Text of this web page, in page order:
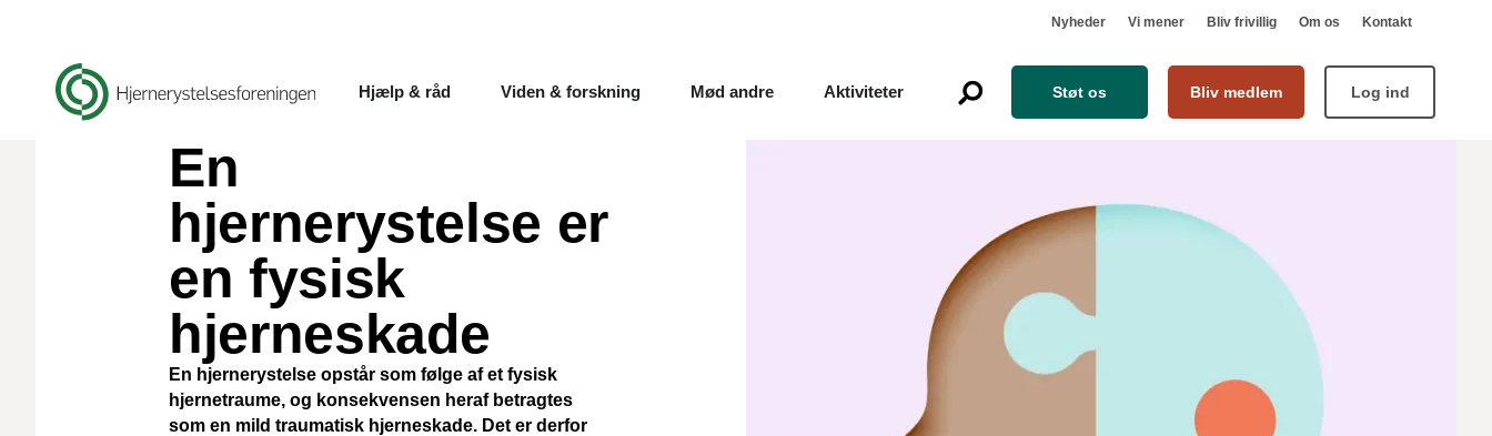
Nyheder Vi mener Bliv frivillig Om os Kontakt
Hjælp & råd Viden & forskning Mød andre Aktiviteter Støt os Bliv medlem Log ind
En
hjernerystelse er
en fysisk
hjerneskade
En hjernerystelse opstår som følge af et fysisk
hjernetraume, og konsekvensen heraf betragtes
som en mild traumatisk hjerneskade. Det er derfor